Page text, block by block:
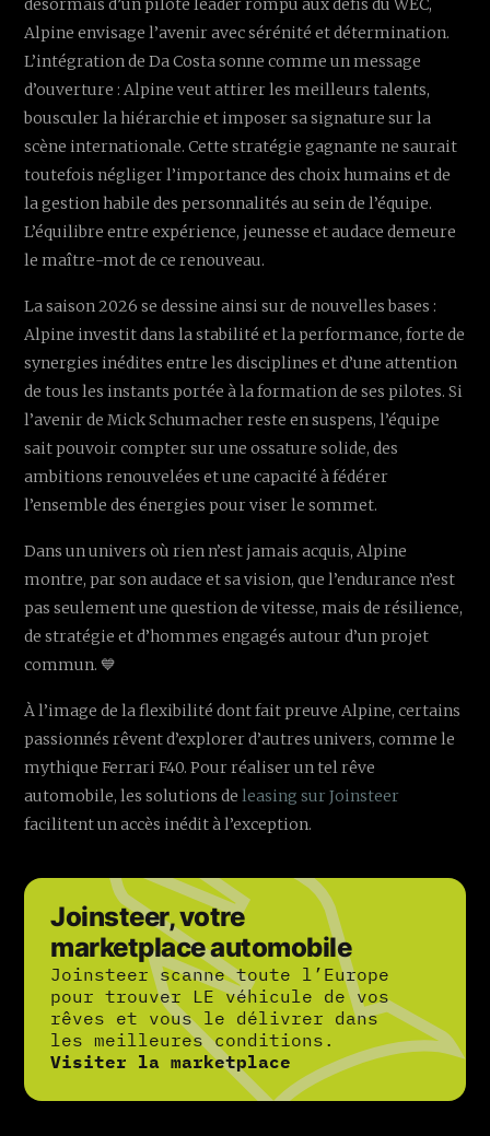
désormais d’un pilote leader rompu aux défis du WEC,
Alpine envisage l’avenir avec sérénité et détermination.
L’intégration de Da Costa sonne comme un message
d’ouverture : Alpine veut attirer les meilleurs talents,
bousculer la hiérarchie et imposer sa signature sur la
scène internationale. Cette stratégie gagnante ne saurait
toutefois négliger l’importance des choix humains et de
la gestion habile des personnalités au sein de l’équipe.
L’équilibre entre expérience, jeunesse et audace demeure
le maître-mot de ce renouveau.
La saison 2026 se dessine ainsi sur de nouvelles bases :
Alpine investit dans la stabilité et la performance, forte de
synergies inédites entre les disciplines et d’une attention
de tous les instants portée à la formation de ses pilotes. Si
l’avenir de Mick Schumacher reste en suspens, l’équipe
sait pouvoir compter sur une ossature solide, des
ambitions renouvelées et une capacité à fédérer
l’ensemble des énergies pour viser le sommet.
Dans un univers où rien n’est jamais acquis, Alpine
montre, par son audace et sa vision, que l’endurance n’est
pas seulement une question de vitesse, mais de résilience,
de stratégie et d’hommes engagés autour d’un projet
commun. 💙
À l’image de la flexibilité dont fait preuve Alpine, certains
passionnés rêvent d’explorer d’autres univers, comme le
mythique Ferrari F40. Pour réaliser un tel rêve
automobile, les solutions deleasing sur Joinsteer
facilitent un accès inédit à l’exception.
Joinsteer, votre
marketplace automobile
Joinsteer scanne toute l’Europe
pour trouver LE véhicule de vos
rêves et vous le délivrer dans
les meilleures conditions.
Visiter la marketplace